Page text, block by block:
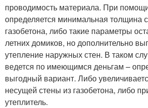
проводимость материала. При
определяется минимальная толщина
газобетона, либо такие параметры
летних домиков, но дополнительно
утепление наружных стен. В таком
ведется по имеющимся деньгам –
выгодный вариант. Либо
несущей стены из газобетона, либо
утеплитель.